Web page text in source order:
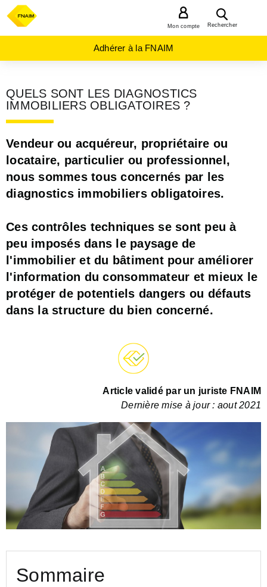
Rechercher
Mon compte
Adhérer à la FNAIM
QUELS SONT LES DIAGNOSTICS
IMMOBILIERS OBLIGATOIRES ?
Vendeur ou acquéreur, propriétaire ou
locataire, particulier ou professionnel,
nous sommes tous concernés par les
diagnostics immobiliers obligatoires.
Ces contrôles techniques se sont peu à
peu imposés dans le paysage de
l'immobilier et du bâtiment pour améliorer
l'information du consommateur et mieux le
protéger de potentiels dangers ou défauts
dans la structure du bien concerné.
Article validé par un juriste FNAIM
Dernière mise à jour : aout 2021
Sommaire